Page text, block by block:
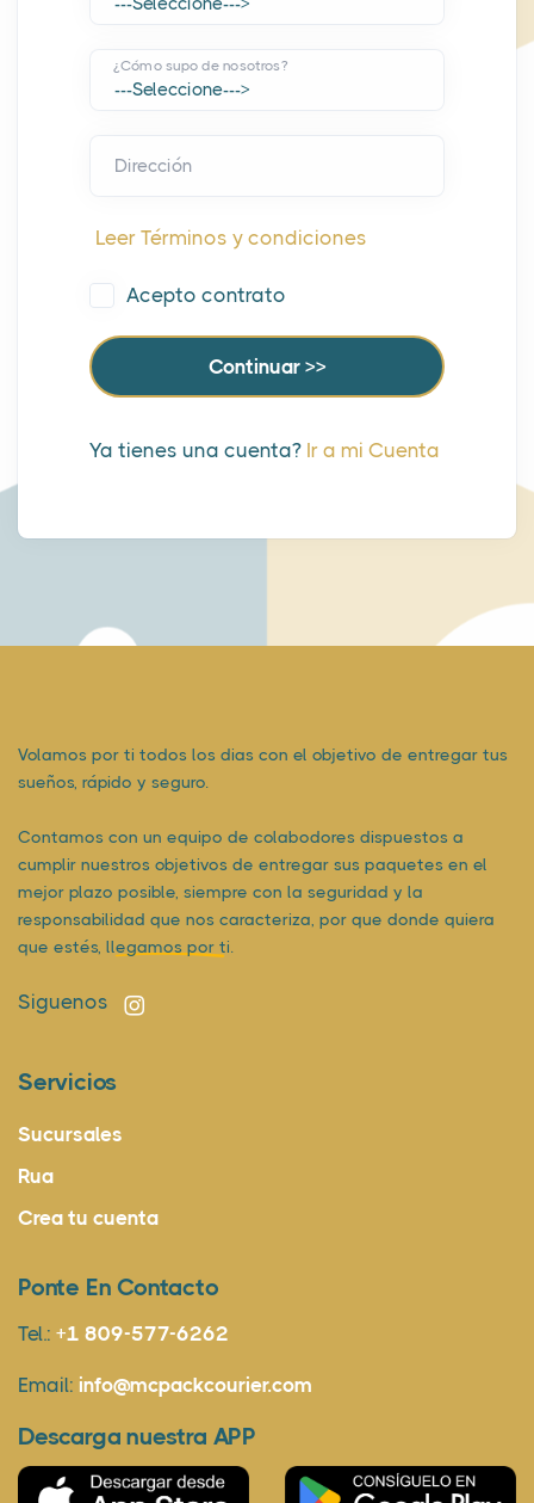
¿Cómo supo de nosotros?
Dirección
Leer Términos y condiciones
Acepto contrato
Ya tienes una cuenta? Ir a mi Cuenta
Volamos por ti todos los dias con el objetivo de entregar tus
sueños, rápido y seguro.
Contamos con un equipo de colabodores dispuestos a
cumplir nuestros objetivos de entregar sus paquetes en el
mejor plazo posible, siempre con la seguridad y la
responsabilidad que nos caracteriza, por que donde quiera
que estés, llegamos por ti.
Siguenos
Servicios
Sucursales
Rua
Crea tu cuenta
Ponte En Contacto
Tel.: +1 809-577-6262
Email: info@mcpackcourier.com
Descarga nuestra APP